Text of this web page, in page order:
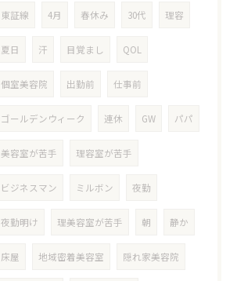
東証線 4月 春休み 30代 理容
夏日 汗 目覚まし QOL
個室美容院 出勤前 仕事前
ゴールデンウィーク 連休 GW パパ
美容室が苦手 理容室が苦手
ビジネスマン ミルボン 夜勤
夜勤明け 理美容室が苦手 朝 静か
床屋 地域密着美容室 隠れ家美容院